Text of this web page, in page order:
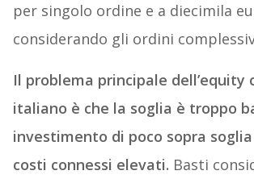
per singolo ordine e a diecimila
considerando gli ordini
Il problema principale dell’equity
italiano è che la soglia è troppo
investimento di poco sopra
costi connessi elevati. Basti